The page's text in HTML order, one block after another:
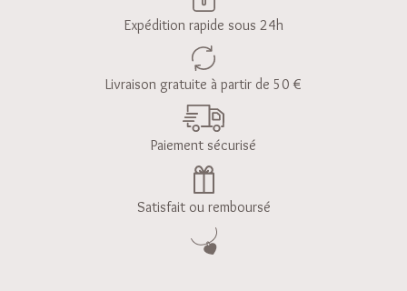
Expédition rapide sous 24h
Livraison gratuite à partir de 50 €
Paiement sécurisé
Satisfait ou remboursé